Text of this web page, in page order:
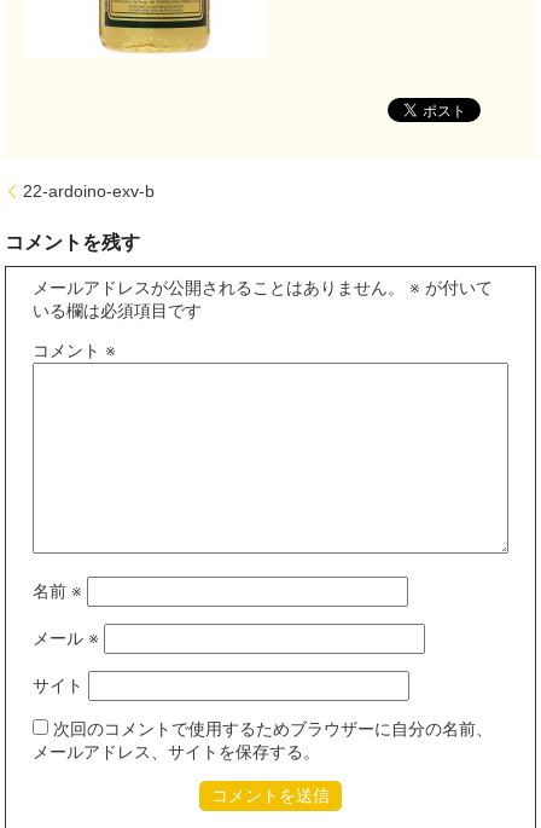
22-ardoino-exv-b
コメントを残す
メールアドレスが公開されることはありません。 ※ が付いて
いる欄は必須項目です
コメント ※
名前 ※
メール ※
サイト
次回のコメントで使用するためブラウザーに自分の名前、
メールアドレス、サイトを保存する。